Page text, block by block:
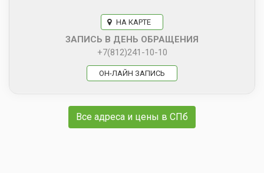
НА КАРТЕ
ЗАПИСЬ В ДЕНЬ ОБРАЩЕНИЯ
+7(812)241-10-10
ОН-ЛАЙН ЗАПИСЬ
Все адреса и цены в СПб